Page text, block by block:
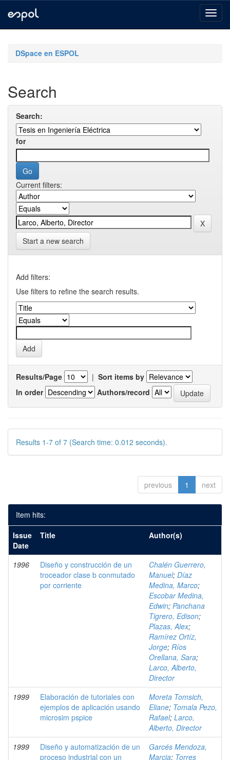
navigationDSpace en ESPOL
Search
Search:
for
Current filters:
Start a new search
Add filters:
Use filters to refine the search results.
Results/Page | Sort items by
In order
Authors/record
Results 1-7 of 7 (Search time: 0.012 seconds).
previous 1 next
Item hits:
Issue
Date
Title Author(s)
1996
Diseño y construcción de un
troceador clase b conmutado
por corriente
Chalén Guerrero,
Manuel; Díaz
Medina, Marco;
Escobar Medina,
Edwin; Panchana
Tigrero, Edison;
Plazas, Alex;
Ramírez Ortíz,
Jorge; Ríos
Orellana, Sara;
Larco, Alberto,
Director
1999
Elaboración de tutoriales con
ejemplos de aplicación usando
microsim pspice
Moreta Tomsich,
Eliane; Tomala Pezo,
Rafael; Larco,
Alberto, Director
1999
Diseño y automatización de un
proceso industrial con un
Garcés Mendoza,
Marcia; Torres